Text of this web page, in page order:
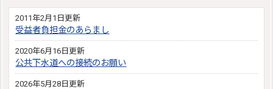
2011年2月1日更新
受益者負担金のあらまし
2020年6月16日更新
公共下水道への接続のお願い
2026年5月28日更新